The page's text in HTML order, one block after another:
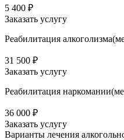
5 400 ₽
Заказать услугу
Реабилитация
31 500 ₽
Заказать услугу
Реабилитация
36 000 ₽
Заказать услугу
Варианты лечения